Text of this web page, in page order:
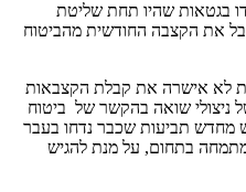
בגטאות שהיו תחת שליטת
את הקצבה החודשית מהביטוח
לא אישרה את קבלת הקצבאות
ניצולי שואה בהקשר של ביטוח
מחדש תביעות שכבר נדחו בעבר
בתחום, על מנת להגיש